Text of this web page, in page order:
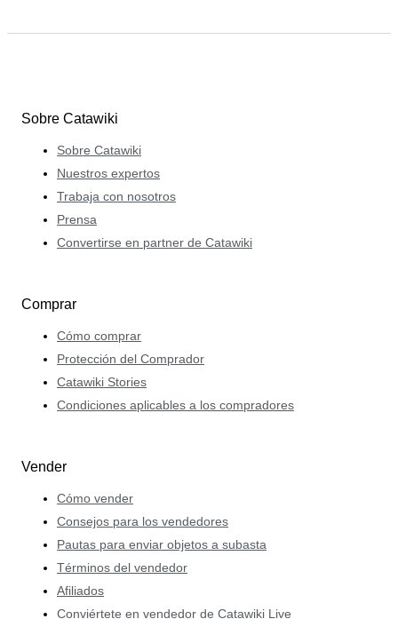
Sobre Catawiki
Sobre Catawiki
Nuestros expertos
Trabaja con nosotros
Prensa
Convertirse en partner de Catawiki
Comprar
Cómo comprar
Protección del Comprador
Catawiki Stories
Condiciones aplicables a los compradores
Vender
Cómo vender
Consejos para los vendedores
Pautas para enviar objetos a subasta
Términos del vendedor
Afiliados
Conviértete en vendedor de Catawiki Live